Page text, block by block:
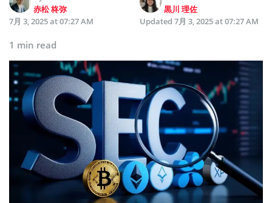
赤松 柊弥
黒川 理佐
7月 3, 2025 at 07:27 AM
Updated 7月 3, 2025 at 07:27 AM
1 min read